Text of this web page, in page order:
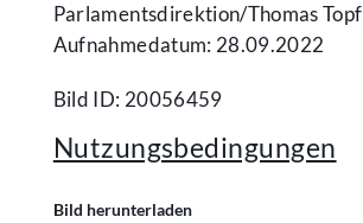
Parlamentsdirektion/​Thomas Topf
Aufnahmedatum: 28.09.2022
Bild ID: 20056459
Nutzungsbedingungen
Bild herunterladen